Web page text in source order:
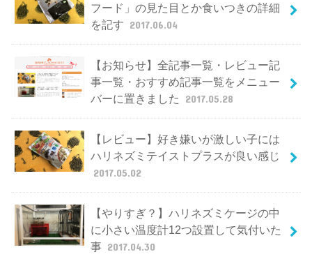
フード」の見た目とか食いつきの詳細
を記す 2017.06.04
【お知らせ】全記事一覧・レビュー記
事一覧・おすすめ記事一覧をメニュー
バーに置きました
2017.05.28
【レビュー】好き嫌いが激しい子には
ハリネズミテイストプラスが良い感じ
2017.05.02
【やりすぎ？】ハリネズミケージの中
に小さい温度計12つ設置して気付いた
事 2017.04.30